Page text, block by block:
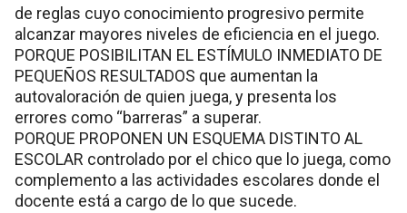
de reglas cuyo conocimiento progresivo permite
alcanzar mayores niveles de eficiencia en el juego.
PORQUE POSIBILITAN EL ESTÍMULO INMEDIATO DE
PEQUEÑOS RESULTADOS que aumentan la
autovaloración de quien juega, y presenta los
errores como “barreras” a superar.
PORQUE PROPONEN UN ESQUEMA DISTINTO AL
ESCOLAR controlado por el chico que lo juega, como
complemento a las actividades escolares donde el
docente está a cargo de lo que sucede.